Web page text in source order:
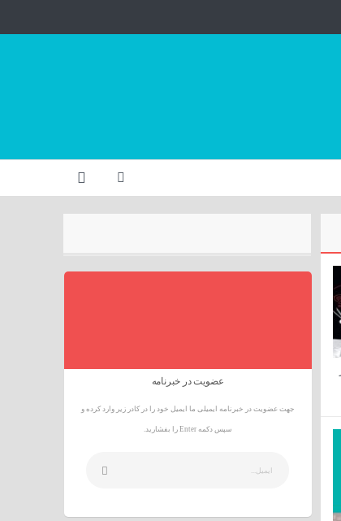
عضویت در خبرنامه
جهت عضویت در خبرنامه ایمیلی ما ایمیل خود را در کادر زیر وارد کرده و
سپس دکمه Enter را بفشارید.